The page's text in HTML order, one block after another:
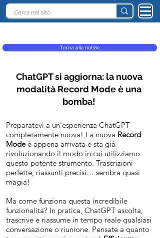
Torna alle notizie
ChatGPT si aggiorna: la nuova
modalità Record Mode è una
bomba!
Preparatevi a un'esperienza ChatGPT
completamente nuova! La nuova Record
Modeè appena arrivata e sta già
rivoluzionando il modo in cui utilizziamo
questo potente strumento. Trascrizioni
perfette, riassunti precisi… sembra quasi
magia!
Ma come funziona questa incredibile
funzionalità? In pratica, ChatGPT ascolta,
trascrive e riassume in tempo reale qualsiasi
conversazione o riunione. Pensate a quanto